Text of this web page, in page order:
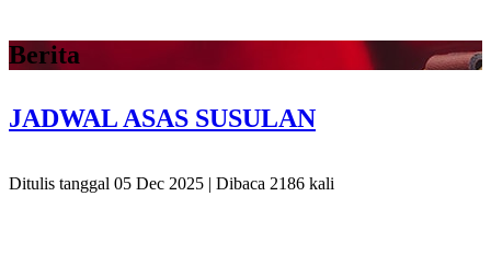
Berita
JADWAL ASAS SUSULAN
Ditulis tanggal 05 Dec 2025 | Dibaca 2186 kali